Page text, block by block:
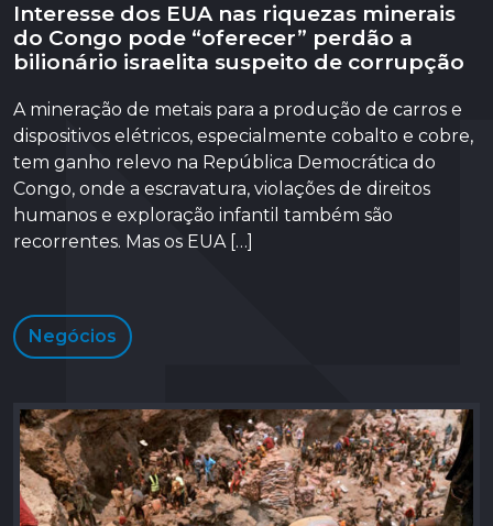
Interesse dos EUA nas riquezas minerais
do Congo pode “oferecer” perdão a
bilionário israelita suspeito de corrupção
A mineração de metais para a produção de carros e
dispositivos elétricos, especialmente cobalto e cobre,
tem ganho relevo na República Democrática do
Congo, onde a escravatura, violações de direitos
humanos e exploração infantil também são
recorrentes. Mas os EUA […]
Negócios